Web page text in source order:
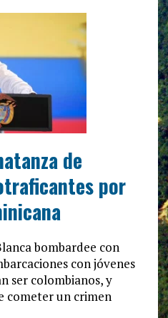
de
por
bombardee con
con jóvenes
ser colombianos, y
cometer un crimen